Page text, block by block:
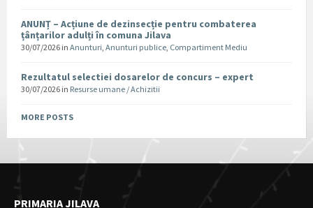
ANUNȚ – Acțiune de dezinsecție pentru combaterea
țânțarilor adulți în comuna Jilava
30/07/2026 in Anunturi, Anunturi publice, Compartiment Mediu
Rezultatul selectiei dosarelor de concurs – expert
30/07/2026 in Resurse umane / Achizitii
MORE POSTS
PRIMARIA JILAVA